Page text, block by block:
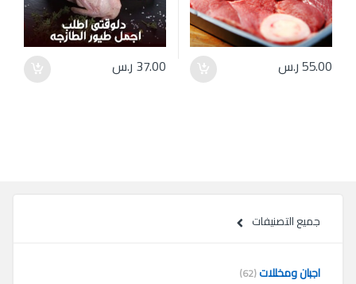
55.00ر.س 37.00 ر.س
جميع التصنيفات
اجبان ومخللات(62)